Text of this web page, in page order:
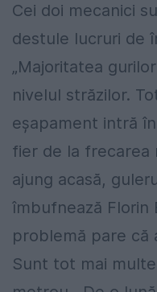
Cei doi mecanici
destule lucruri de
„Majoritatea
nivelul străzilor.
eșapament intră
fier de la frecarea
ajung acasă,
îmbufnează Florin
problemă pare că
Sunt tot mai